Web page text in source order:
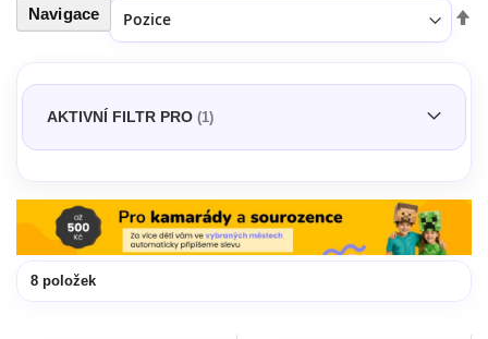
8 položek
Seřadit podle
Navigace
AKTIVNÍ FILTR PRO